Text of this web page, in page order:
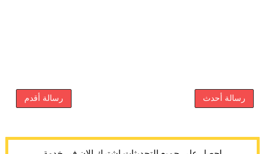
رسالة أحدث رسالة أقدم